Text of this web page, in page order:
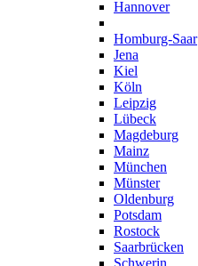
Hannover
Homburg-Saar
Jena
Kiel
Köln
Leipzig
Lübeck
Magdeburg
Mainz
München
Münster
Oldenburg
Potsdam
Rostock
Saarbrücken
Schwerin